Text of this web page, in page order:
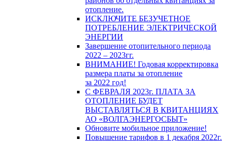
отопление.
ИСКЛЮЧИТЕ БЕЗУЧЕТНОЕ
ПОТРЕБЛЕНИЕ ЭЛЕКТРИЧЕСКОЙ
ЭНЕРГИИ
Завершение отопительного периода
2022 – 2023гг.
ВНИМАНИЕ! Годовая корректировка
размера платы за отопление
за 2022 год!
С ФЕВРАЛЯ 2023г. ПЛАТА ЗА
ОТОПЛЕНИЕ БУДЕТ
ВЫСТАВЛЯТЬСЯ В КВИТАНЦИЯХ
АО «ВОЛГАЭНЕРГОСБЫТ»
Обновите мобильное приложение!
Повышение тарифов в 1 декабря 2022г.